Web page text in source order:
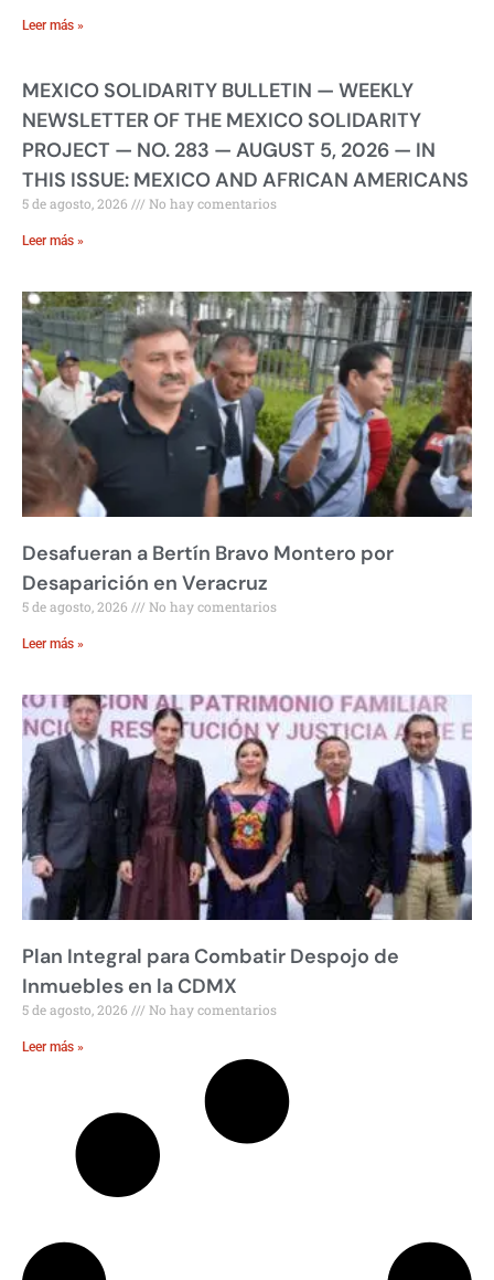
Leer más »
MEXICO SOLIDARITY BULLETIN — WEEKLY
NEWSLETTER OF THE MEXICO SOLIDARITY
PROJECT — NO. 283 — AUGUST 5, 2026 — IN
THIS ISSUE: MEXICO AND AFRICAN AMERICANS
5 de agosto, 2026 No hay comentarios
Leer más »
Desafueran a Bertín Bravo Montero por
Desaparición en Veracruz
5 de agosto, 2026 No hay comentarios
Leer más »
Plan Integral para Combatir Despojo de
Inmuebles en la CDMX
5 de agosto, 2026 No hay comentarios
Leer más »